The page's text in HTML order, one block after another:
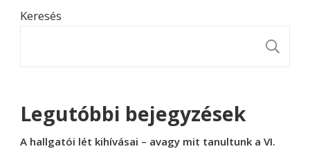
Keresés
Legutóbbi bejegyzések
A hallgatói lét kihívásai – avagy mit tanultunk a VI.